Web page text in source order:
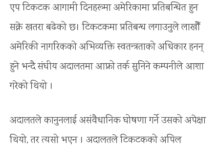
एप टिकटक आगामी दिनहरूमा अमेरिकामा प्रतिबन्धित हुन
सक्ने खतरा बढेको छ। टिकटकमा प्रतिबन्ध लगाउनुले लाखौँ
अमेरिकी नागरिकको अभिव्यक्ति स्वतन्त्रताको अधिकार हनन्
हुने भन्दै संघीय अदालतमा आफ्नो तर्क सुनिने कम्पनीले आशा
गरेको थियो ।
अदालतले कानुनलाई असंवैधानिक घोषणा गर्ने उसको अपेक्षा
थियो, तर त्यसो भएन । अदालतले टिकटकको अपिल